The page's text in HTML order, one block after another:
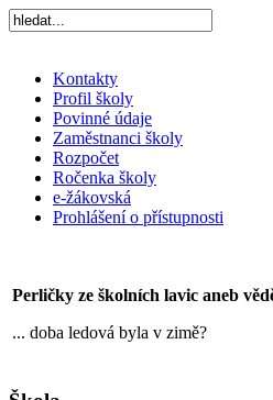
Kontakty
Profil školy
Povinné údaje
Zaměstnanci školy
Rozpočet
Ročenka školy
e-žákovská
Prohlášení o přístupnosti
Perličky ze školních lavic aneb
... doba ledová byla v zimě?